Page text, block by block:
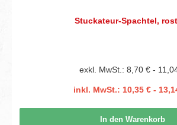
Stuckateur-Spachtel,
exkl. MwSt.: 8,70 € -
inkl. MwSt.: 10,35 € -
In den Warenkorb